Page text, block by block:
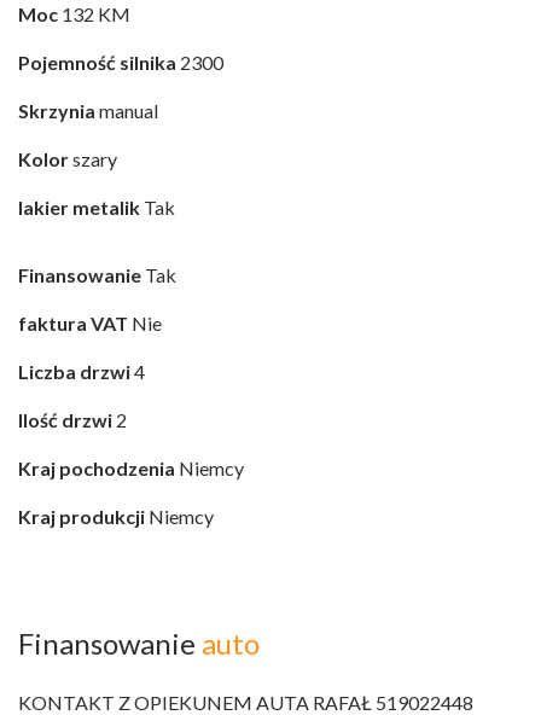
Moc 132 KM
Pojemność silnika 2300
Skrzynia manual
Kolorszary
lakier metalik Tak
Finansowanie Tak
faktura VAT Nie
Liczba drzwi4
Ilość drzwi 2
Kraj pochodzenia Niemcy
Kraj produkcji Niemcy
Finansowanie auto
KONTAKT Z OPIEKUNEM AUTA RAFAŁ 519022448